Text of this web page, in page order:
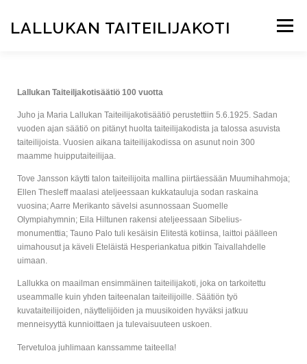
LALLUKAN TAITEILIJAKOTI Valikko
ASUKKAAKSI? ARKKITEHTUURI
TAITEILIJAKLUBI RAVINTOLA INFO SVE / EN
Lallukan Taiteiljakotisäätiö 100 vuotta
Juho ja Maria Lallukan Taiteilijakotisäätiö perustettiin 5.6.1925. Sadan
vuoden ajan säätiö on pitänyt huolta taiteilijakodista ja talossa asuvista
taiteilijoista. Vuosien aikana taiteilijakodissa on asunut noin 300
maamme huipputaiteilijaa.
Tove Jansson käytti talon taiteilijoita mallina piirtäessään Muumihahmoja;
Ellen Thesleff maalasi ateljeessaan kukkatauluja sodan raskaina
vuosina; Aarre Merikanto sävelsi asunnossaan Suomelle
Olympiahymnin; Eila Hiltunen rakensi ateljeessaan Sibelius-
monumenttia; Tauno Palo tuli kesäisin Elitestä kotiinsa, laittoi päälleen
uimahousut ja käveli Eteläistä Hesperiankatua pitkin Taivallahdelle
uimaan.
Lallukka on maailman ensimmäinen taiteilijakoti, joka on tarkoitettu
useammalle kuin yhden taiteenalan taiteilijoille. Säätiön työ
kuvataiteilijoiden, näyttelijöiden ja muusikoiden hyväksi jatkuu
menneisyyttä kunnioittaen ja tulevaisuuteen uskoen.
Tervetuloa juhlimaan kanssamme taiteella!